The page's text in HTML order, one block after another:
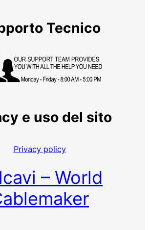
Tecnico
e uso del sito
Privacy policy
– World